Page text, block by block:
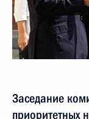
Заседание
приоритетных